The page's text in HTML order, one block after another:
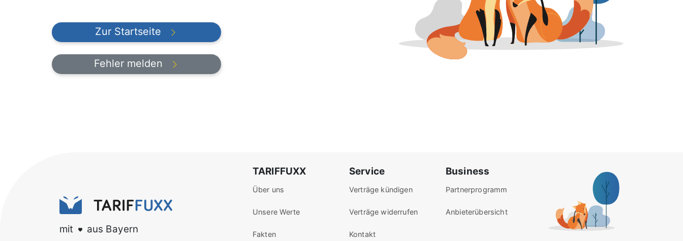
Zur Startseite
Fehler melden
mit aus Bayern
TARIFFUXX
Über uns
Unsere Werte
Fakten
Service
Verträge kündigen
Verträge widerrufen
Kontakt
Business
Partnerprogramm
Anbieterübersicht